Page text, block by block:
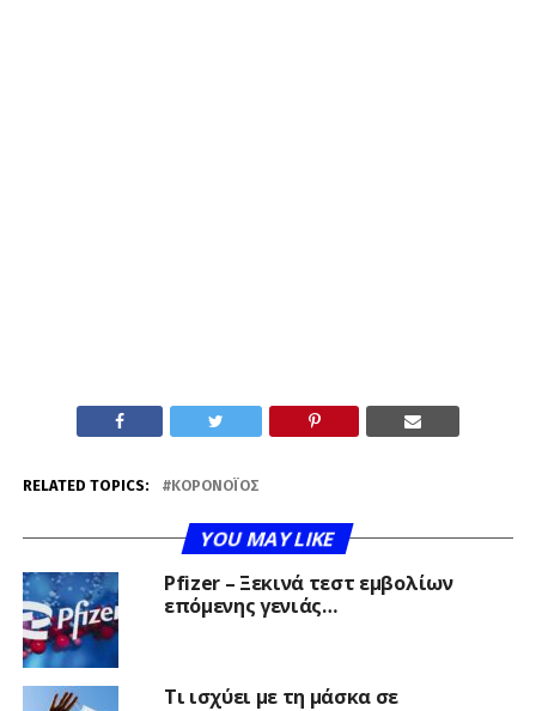
RELATED TOPICS: ΚΟΡΟΝΟΪΌΣ
YOU MAY LIKE
Pfizer – Ξεκινά τεστ εμβολίων
επόμενης γενιάς…
Τι ισχύει με τη μάσκα σε